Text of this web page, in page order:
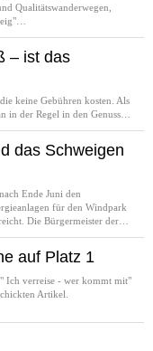
Qualitätswanderwegen,
– ist das
keine Gebühren kosten. Als
in der Regel in den Genuss…
das Schweigen
Ende Juni den
für den Windpark
Die Bürgermeister der…
auf Platz 1
Ich verreise - wer kommt mit"
Artikel.